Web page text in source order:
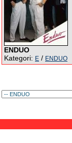
ENDUO
Kategori: E / ENDUO